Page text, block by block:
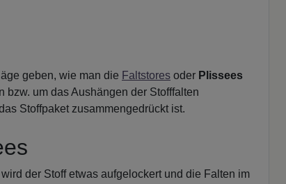
geben, wie man die Faltstores oder Plissees
bzw. um das Aushängen der Stofffalten
Stoffpaket zusammengedrückt ist.
der Stoff etwas aufgelockert und die Falten im